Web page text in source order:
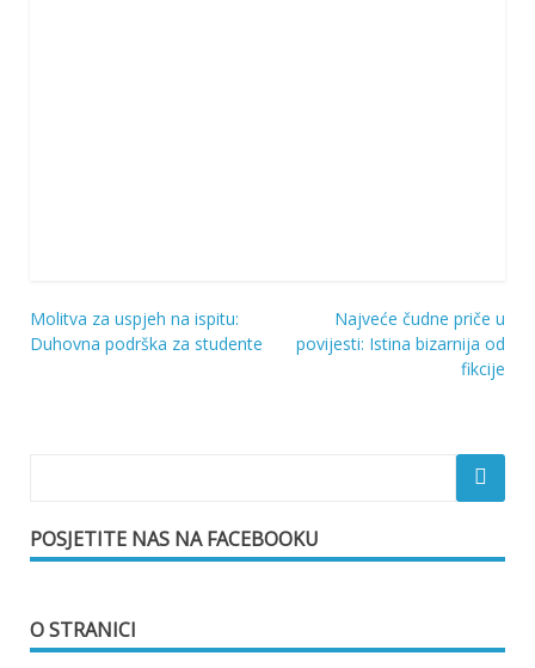
Navigacija
Molitva za uspjeh na ispitu:
Duhovna podrška za studente
Najveće čudne priče u
povijesti: Istina bizarnija od
fikcije
POSJETITE NAS NA FACEBOOKU
O STRANICI